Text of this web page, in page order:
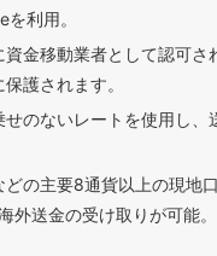
利用。
資金移動業者として認可さ
護されます。
せのないレートを使用し、
どの主要8通貨以上の現地
外送金の受け取りが可能。